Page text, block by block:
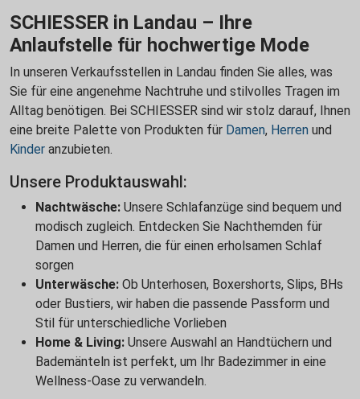
SCHIESSER in Landau – Ihre
Anlaufstelle für hochwertige Mode
In unseren Verkaufsstellen in Landau finden Sie alles, was
Sie für eine angenehme Nachtruhe und stilvolles Tragen im
Alltag benötigen. Bei SCHIESSER sind wir stolz darauf, Ihnen
eine breite Palette von Produkten für Damen, Herren und
Kinder anzubieten.
Unsere Produktauswahl:
Nachtwäsche: Unsere Schlafanzüge sind bequem und
modisch zugleich. Entdecken Sie Nachthemden für
Damen und Herren, die für einen erholsamen Schlaf
sorgen
Unterwäsche: Ob Unterhosen, Boxershorts, Slips, BHs
oder Bustiers, wir haben die passende Passform und
Stil für unterschiedliche Vorlieben
Home & Living: Unsere Auswahl an Handtüchern und
Bademänteln ist perfekt, um Ihr Badezimmer in eine
Wellness-Oase zu verwandeln.